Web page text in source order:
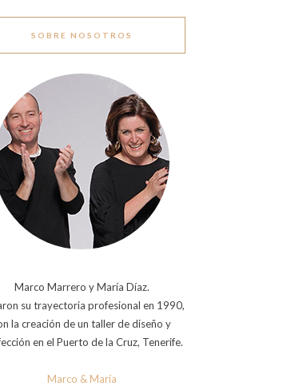
SOBRE NOSOTROS
Marco Marrero y María Díaz.
su trayectoria profesional en 1990,
la creación de un taller de diseño y
en el Puerto de la Cruz, Tenerife.
Marco & María